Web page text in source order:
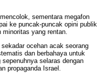
sementara megafon
ke puncak-puncak opini publik
yang rentan.
ocehan acak seorang
dan berbahaya untuk
selaras dengan
propaganda Israel.